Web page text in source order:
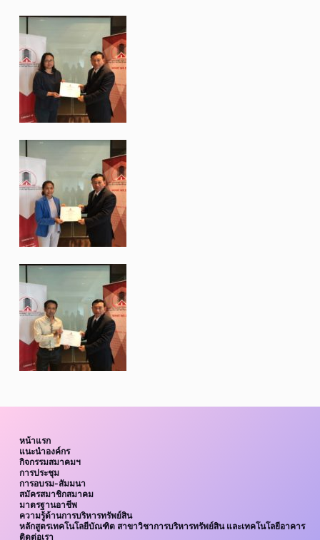
หน้าแรก
แนะนำองค์กร
กิจกรรมสมาคมฯ
การประชุม
การอบรม-สัมมนา
สมัครสมาชิกสมาคม
มาตรฐานอาชีพ
ความรู้ด้านการบริหารทรัพย์สิน
หลักสูตรเทคโนโลยีบัณฑิต สาขาวิชาการบริหารทรัพย์สิน และเทคโนโลยีอาคาร
ติดต่อเรา